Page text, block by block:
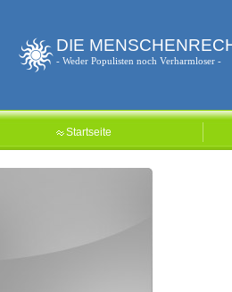
DIE
- Weder Populisten noch Verharmloser -
Startseite